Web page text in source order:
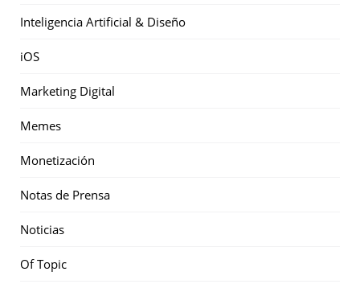
Inteligencia Artificial & Diseño
iOS
Marketing Digital
Memes
Monetización
Notas de Prensa
Noticias
Of Topic